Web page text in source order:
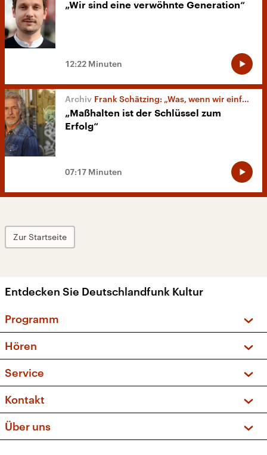
„Wir sind eine verwöhnte Generation“
12:22 Minuten
Frank Schätzing: „Was, wenn wir einfach die Welt retten?“
„Maßhalten ist der Schlüssel zum
Erfolg“
07:17 Minuten
Zur Startseite
Entdecken Sie Deutschlandfunk Kultur
Programm
Sendungen und Podcasts
Musikliste
Kakadu – Das Kinderprogramm
Hören
Frequenzen (UKW + DAB+)
Service
FAQ
Apps
Newsletter
Kontakt
Social Media
Über uns